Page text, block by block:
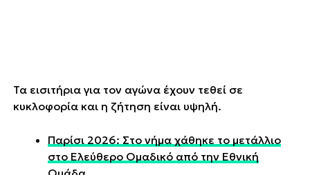
Τα εισιτήρια για τον αγώνα έχουν τεθεί σε
κυκλοφορία και η ζήτηση είναι υψηλή.
Παρίσι 2026: Στο νήμα χάθηκε το μετάλλιο
στο Ελεύθερο Ομαδικό από την Εθνική